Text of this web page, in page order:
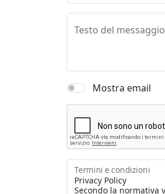
Testo del messaggio
Mostra email
Termini e condizioni